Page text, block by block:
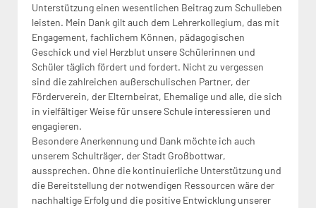
Unterstützung einen wesentlichen Beitrag zum Schulleben
leisten. Mein Dank gilt auch dem Lehrerkollegium, das mit
Engagement, fachlichem Können, pädagogischen
Geschick und viel Herzblut unsere Schülerinnen und
Schüler täglich fördert und fordert. Nicht zu vergessen
sind die zahlreichen außerschulischen Partner, der
Förderverein, der Elternbeirat, Ehemalige und alle, die sich
in vielfältiger Weise für unsere Schule interessieren und
engagieren.
Besondere Anerkennung und Dank möchte ich auch
unserem Schulträger, der Stadt Großbottwar,
aussprechen. Ohne die kontinuierliche Unterstützung und
die Bereitstellung der notwendigen Ressourcen wäre der
nachhaltige Erfolg und die positive Entwicklung unserer